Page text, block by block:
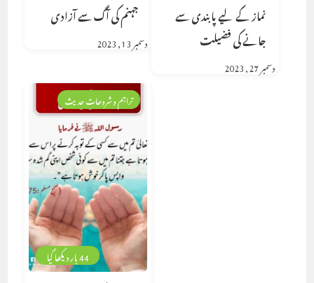
جہنم کی آگ سے آزادی
دسمبر 13, 2023
نماز کے لیے پابندی سے
جانے کی فضیلت
دسمبر 27, 2023
44 بار دیکھا گیا
تراجم وشروحات حدیث